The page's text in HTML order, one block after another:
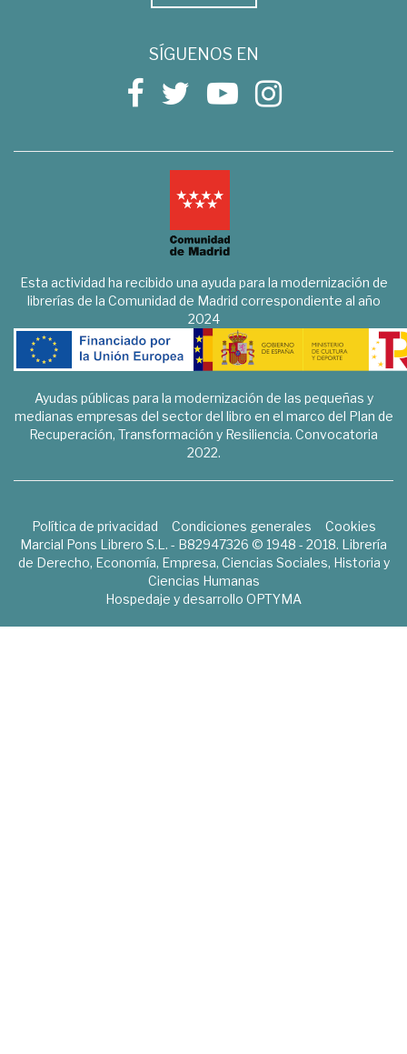
SÍGUENOS EN
Esta actividad ha recibido una ayuda para la modernización de
librerías de la Comunidad de Madrid correspondiente al año
2024
Ayudas públicas para la modernización de las pequeñas y
medianas empresas del sector del libro en el marco del Plan de
Recuperación, Transformación y Resiliencia. Convocatoria
2022.
Política de privacidad Condiciones generales
Cookies
Marcial Pons Librero S.L. - B82947326 © 1948 - 2018. Librería
de Derecho, Economía, Empresa, Ciencias Sociales, Historia y
Ciencias Humanas
Hospedaje y desarrollo OPTYMA